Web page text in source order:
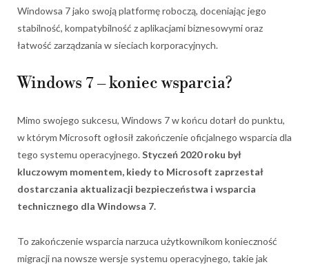
Windowsa 7 jako swoją platformę roboczą, doceniając jego
stabilność, kompatybilność z aplikacjami biznesowymi oraz
łatwość zarządzania w sieciach korporacyjnych.
Windows 7 – koniec wsparcia?
Mimo swojego sukcesu, Windows 7 w końcu dotarł do punktu,
w którym Microsoft ogłosił zakończenie oficjalnego wsparcia dla
tego systemu operacyjnego.Styczeń 2020 roku był
kluczowym momentem, kiedy to Microsoft zaprzestał
dostarczania aktualizacji bezpieczeństwa i wsparcia
technicznego dla Windowsa 7.
To zakończenie wsparcia narzuca użytkownikom konieczność
migracji na nowsze wersje systemu operacyjnego, takie jak